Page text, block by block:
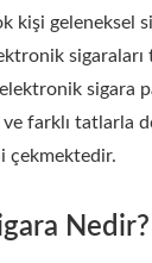
kişi geleneksel
sigaraları
sigara
farklı tatlarla
çekmektedir.
Nedir?